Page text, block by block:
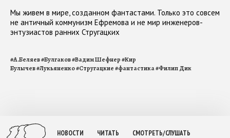
Мы живем в мире, созданном фантастами. Только это совсем
не античный коммунизм Ефремова и не мир инженеров-
энтузиастов ранних Стругацких
#А.Беляев#Булгаков#Вадим Шефнер#Кир
Булычев#Лукьяненко#Стругацкие#фантастика#Филип Дик
НОВОСТИ ЧИТАТЬ
СМОТРЕТЬ/СЛУШАТЬ